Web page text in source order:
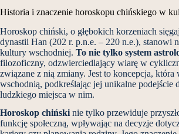
Historia i znaczenie horoskopu chińskiego w
Horoskop chiński, o głębokich korzeniach
dynastii Han (202 r. p.n.e. – 220 n.e.), stanowi
kultury wschodniej. To nie tylko system
filozoficzny, odzwierciedlający wiarę w
związane z nią zmiany. Jest to koncepcja,
wschodnią, podkreślając jej unikalne podejście
ludzkiego miejsca w nim.
Horoskop chiński nie tylko przewiduje
funkcję społeczną, wpływając na decyzje